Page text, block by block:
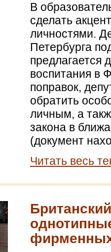
В
сделать
личностями.
Петербурга
предлагается
воспитания в
поправок,
обратить
личным, а
закона в
(документ
Читать весь